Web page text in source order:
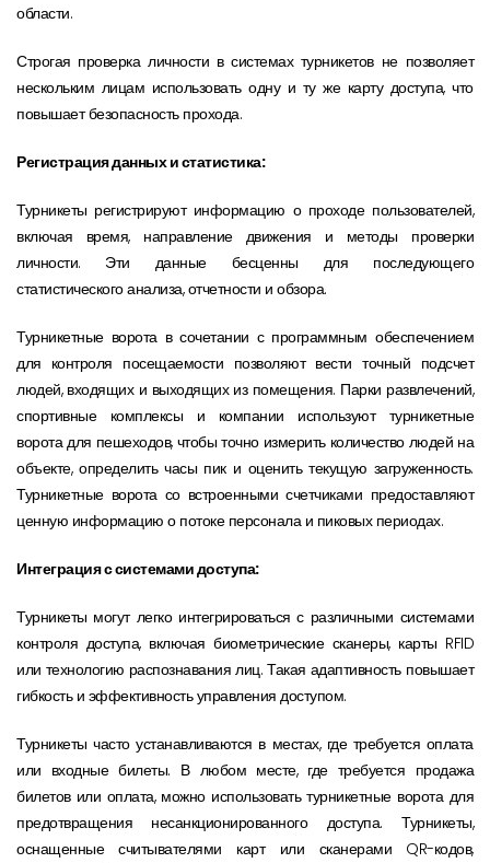
области.
Строгая проверка личности в системах турникетов не позволяет
нескольким лицам использовать одну и ту же карту доступа, что
повышает безопасность прохода.
Регистрация данных и статистика:
Турникеты регистрируют информацию о проходе пользователей,
включая время, направление движения и методы проверки
личности. Эти данные бесценны для последующего
статистического анализа, отчетности и обзора.
Турникетные ворота в сочетании с программным обеспечением
для контроля посещаемости позволяют вести точный подсчет
людей, входящих и выходящих из помещения. Парки развлечений,
спортивные комплексы и компании используют турникетные
ворота для пешеходов, чтобы точно измерить количество людей на
объекте, определить часы пик и оценить текущую загруженность.
Турникетные ворота со встроенными счетчиками предоставляют
ценную информацию о потоке персонала и пиковых периодах.
Интеграция с системами доступа:
Турникеты могут легко интегрироваться с различными системами
контроля доступа, включая биометрические сканеры, карты RFID
или технологию распознавания лиц. Такая адаптивность повышает
гибкость и эффективность управления доступом.
Турникеты часто устанавливаются в местах, где требуется оплата
или входные билеты. В любом месте, где требуется продажа
билетов или оплата, можно использовать турникетные ворота для
предотвращения несанкционированного доступа. Турникеты,
оснащенные считывателями карт или сканерами QR-кодов,